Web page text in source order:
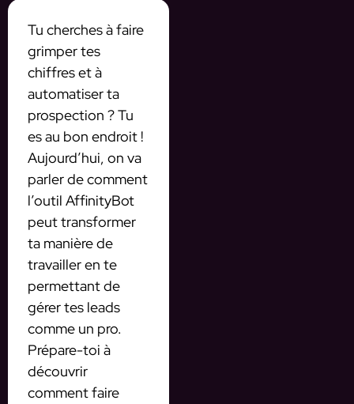
Tu cherches à faire
grimper tes
chiffres et à
automatiser ta
prospection ? Tu
es au bon endroit !
Aujourd’hui, on va
parler de comment
l’outil AffinityBot
peut transformer
ta manière de
travailler en te
permettant de
gérer tes leads
comme un pro.
Prépare-toi à
découvrir
comment faire